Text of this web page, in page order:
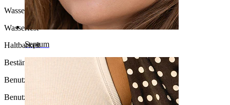
Septum
Wasserbeständigkeit
Wasserfest
Haltbarkeit
Beständig
Benutzerfreundlichkeit
Benutzerfreundlich